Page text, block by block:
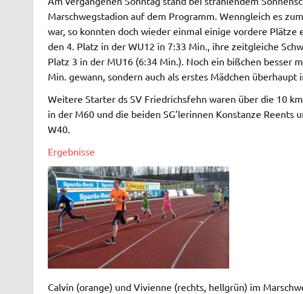
Marschwegstadion auf dem Programm. Wenngleich es
war, so konnten doch wieder einmal einige vordere
den 4. Platz in der WU12 in 7:33 Min., ihre zeitgleiche
Platz 3 in der MU16 (6:34 Min.). Noch ein bißchen besser
Min. gewann, sondern auch als erstes Mädchen überhaupt
Weitere Starter ds SV Friedrichsfehn waren über die 10
in der M60 und die beiden SG’lerinnen Konstanze Reents
W40.
Ergebnisse
Calvin (orange) und Vivienne (rechts, hellgrün) im